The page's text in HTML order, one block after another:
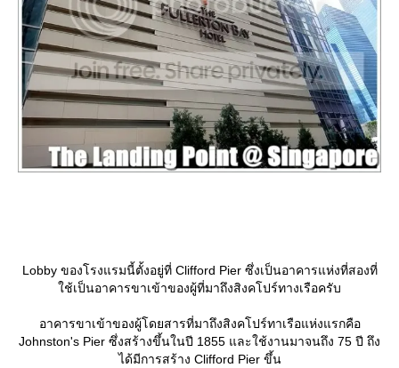
Lobby ของโรงแรมนี้ตั้งอยู่ที่ Clifford Pier ซึ่งเป็นอาคารแห่งที่สองที่
ช้เป็นอาคารขาเข้าของผู้ที่มาถึงสิงคโปร์ทางเรือครับ
อาคารขาเข้าของผู้โดยสารที่มาถึงสิงคโปร์ทาเรือแห่งแรกคือ
Johnston's Pier ซึ่งสร้างขึ้นในปี 1855 และใช้งานมาจนถึง 75 ปี ถึง
ได้มีการสร้าง Clifford Pier ขึ้น